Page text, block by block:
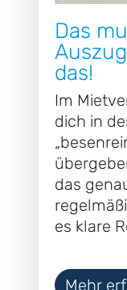
Das
das!
Im
dich in
das
es klare
Mehr